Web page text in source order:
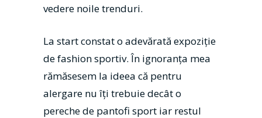
vedere noile trenduri.
La start constat o adevărată expoziție
de fashion sportiv. În ignoranța mea
rămăsesem la ideea că pentru
alergare nu îți trebuie decât o
pereche de pantofi sport iar restul